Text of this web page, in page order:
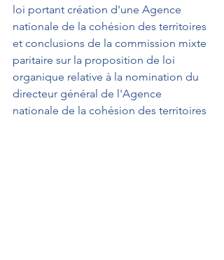
loi portant création d'une Agence
nationale de la cohésion des territoires
et conclusions de la commission mixte
paritaire sur la proposition de loi
organique relative à la nomination du
directeur général de l'Agence
nationale de la cohésion des territoires